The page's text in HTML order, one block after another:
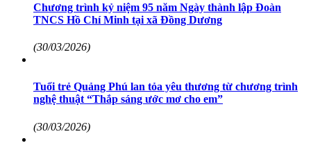
Chương trình kỷ niệm 95 năm Ngày thành lập Đoàn
TNCS Hồ Chí Minh tại xã Đồng Dương
(30/03/2026)
Tuổi trẻ Quảng Phú lan tỏa yêu thương từ chương trình
nghệ thuật “Thắp sáng ước mơ cho em”
(30/03/2026)